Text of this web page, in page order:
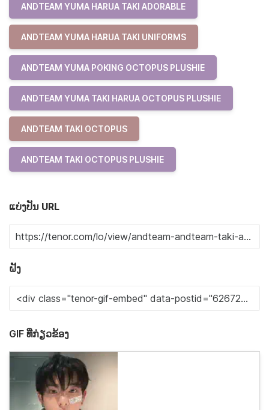
ANDTEAM YUMA HARUA TAKI ADORABLE
ANDTEAM YUMA HARUA TAKI UNIFORMS
ANDTEAM YUMA POKING OCTOPUS PLUSHIE
ANDTEAM YUMA TAKI HARUA OCTOPUS PLUSHIE
ANDTEAM TAKI OCTOPUS
ANDTEAM TAKI OCTOPUS PLUSHIE
ແບ່ງປັນ URL
ຝັງ
GIF ທີ່ກ່ຽວຂ້ອງ